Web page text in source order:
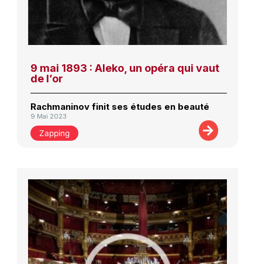
9 mai 1893 : Aleko, un opéra qui vaut
de l’or
Rachmaninov finit ses études en beauté
9 Mai 2023
Zapping